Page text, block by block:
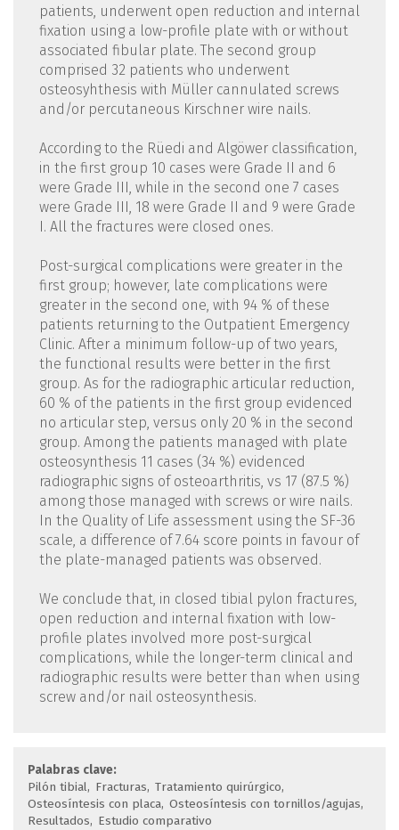
patients, underwent open reduction and internal
fixation using a low-profile plate with or without
associated fibular plate. The second group
comprised 32 patients who underwent
osteosyhthesis with Müller cannulated screws
and/or percutaneous Kirschner wire nails.
According to the Rüedi and Algöwer classification,
in the first group 10 cases were Grade II and 6
were Grade III, while in the second one 7 cases
were Grade III, 18 were Grade II and 9 were Grade
I. All the fractures were closed ones.
Post-surgical complications were greater in the
first group; however, late complications were
greater in the second one, with 94 % of these
patients returning to the Outpatient Emergency
Clinic. After a minimum follow-up of two years,
the functional results were better in the first
group. As for the radiographic articular reduction,
60 % of the patients in the first group evidenced
no articular step, versus only 20 % in the second
group. Among the patients managed with plate
osteosynthesis 11 cases (34 %) evidenced
radiographic signs of osteoarthritis, vs 17 (87.5 %)
among those managed with screws or wire nails.
In the Quality of Life assessment using the SF-36
scale, a difference of 7.64 score points in favour of
the plate-managed patients was observed.
We conclude that, in closed tibial pylon fractures,
open reduction and internal fixation with low-
profile plates involved more post-surgical
complications, while the longer-term clinical and
radiographic results were better than when using
screw and/or nail osteosynthesis.
Palabras clave:
Pilón tibial
Fracturas Tratamiento quirúrgico
Osteosíntesis con placa Osteosíntesis con tornillos/agujas
Resultados
Estudio comparativo